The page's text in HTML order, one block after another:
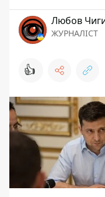
Любов
ЖУРНАЛІСТ
👍